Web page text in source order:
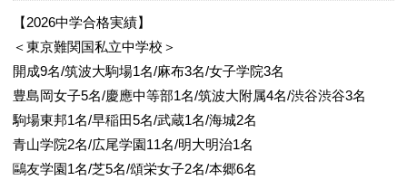
【2026中学合格実績】
＜東京難関国私立中学校＞
開成9名/筑波大駒場1名/麻布3名/女子学院3名
豊島岡女子5名/慶應中等部1名/筑波大附属4名/渋谷渋谷3名
駒場東邦1名/早稲田5名/武蔵1名/海城2名
青山学院2名/広尾学園11名/明大明治1名
鷗友学園1名/芝5名/頌栄女子2名/本郷6名